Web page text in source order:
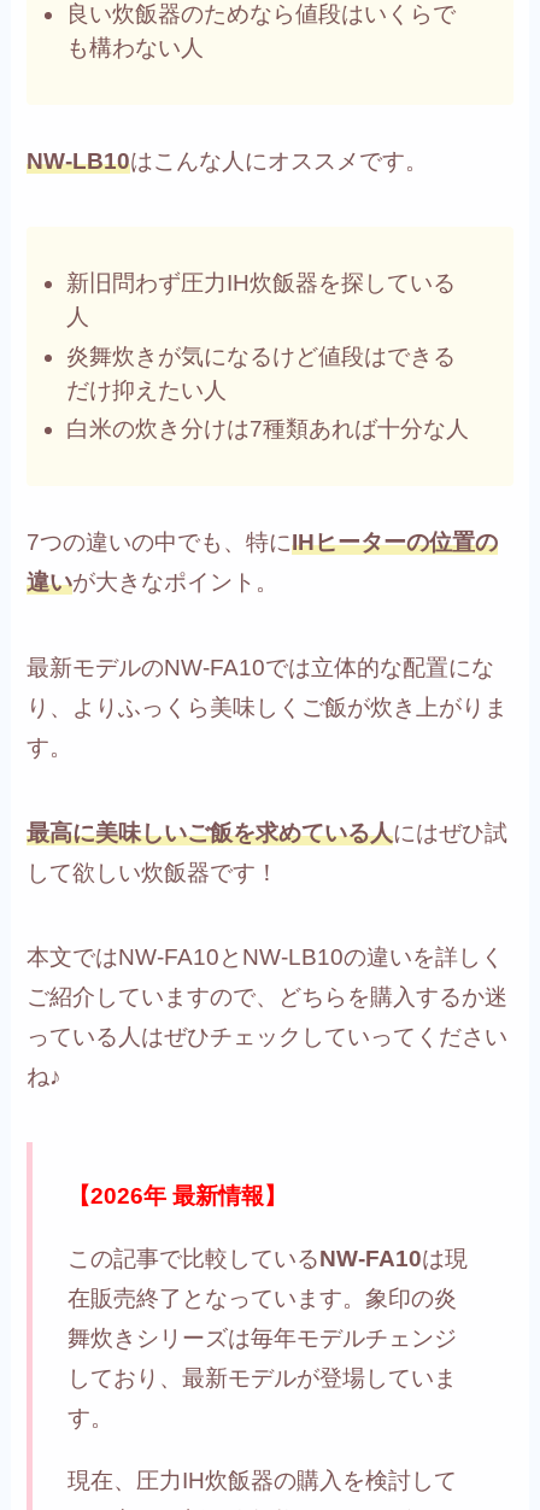
良い炊飯器のためなら値段はいくらで
も構わない人
NW-LB10はこんな人にオススメです。
新旧問わず圧力IH炊飯器を探している
人
炎舞炊きが気になるけど値段はできる
だけ抑えたい人
白米の炊き分けは7種類あれば十分な人
7つの違いの中でも、特にIHヒーターの位置の
違いが大きなポイント。
最新モデルのNW-FA10では立体的な配置にな
り、よりふっくら美味しくご飯が炊き上がりま
す。
最高に美味しいご飯を求めている人にはぜひ試
して欲しい炊飯器です！
本文ではNW-FA10とNW-LB10の違いを詳しく
ご紹介していますので、どちらを購入するか迷
っている人はぜひチェックしていってください
ね♪
【2026年 最新情報】
この記事で比較しているNW-FA10は現
在販売終了となっています。象印の炎
舞炊きシリーズは毎年モデルチェンジ
しており、最新モデルが登場していま
す。
現在、圧力IH炊飯器の購入を検討して